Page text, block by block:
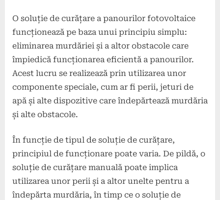
O soluție de curățare a panourilor fotovoltaice
funcționează pe baza unui principiu simplu:
eliminarea murdăriei și a altor obstacole care
împiedică funcționarea eficientă a panourilor.
Acest lucru se realizează prin utilizarea unor
componente speciale, cum ar fi perii, jeturi de
apă și alte dispozitive care îndepărtează murdăria
și alte obstacole.
În funcție de tipul de soluție de curățare,
principiul de funcționare poate varia. De pildă, o
soluție de curățare manuală poate implica
utilizarea unor perii și a altor unelte pentru a
îndepărta murdăria, în timp ce o soluție de